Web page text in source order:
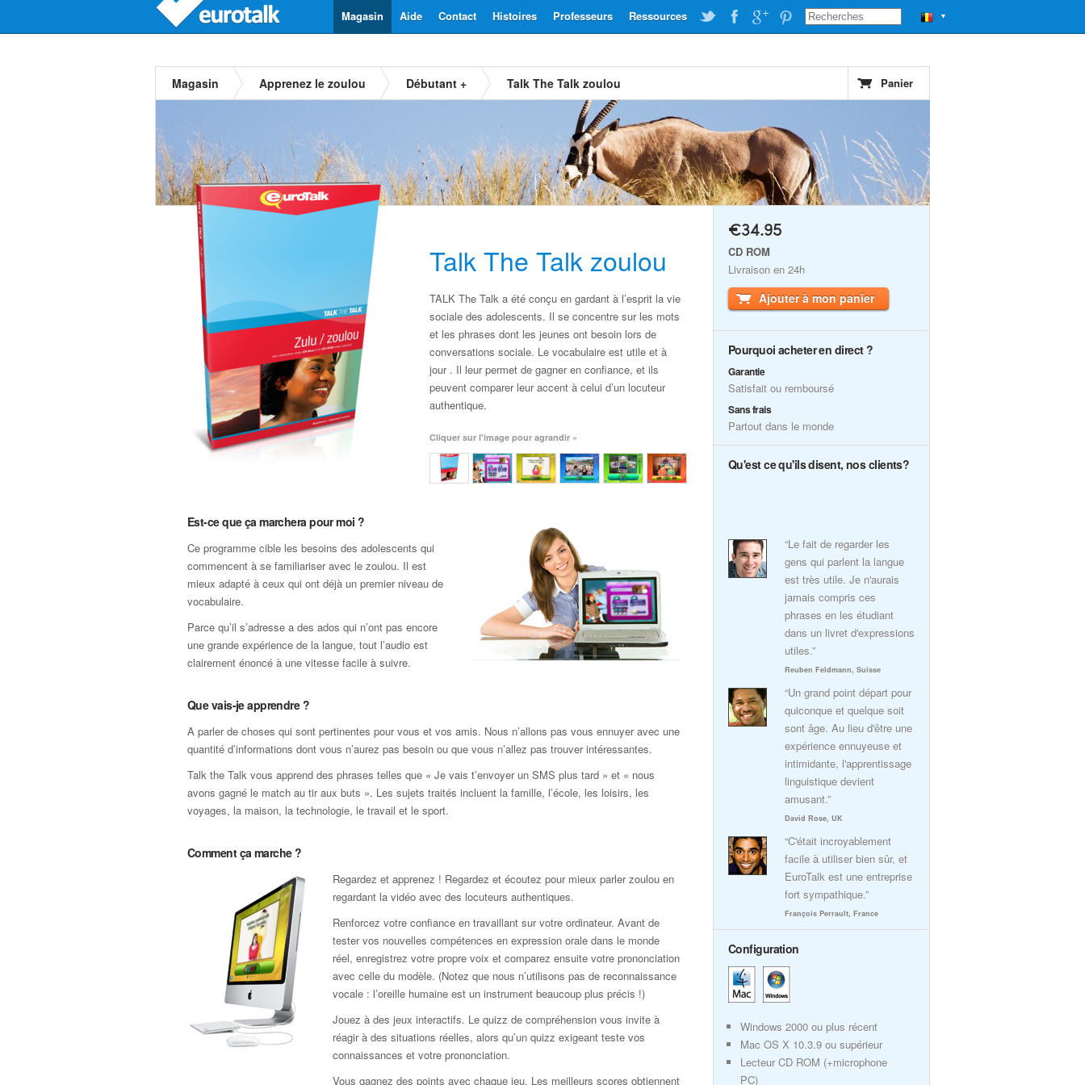
▼
Ressources
Professeurs
Histoires
Contact
Aide
Magasin
Magasin Apprenez le zoulou Débutant + Talk The Talk zoulou Panier
Talk The Talk zoulou
TALK The Talk a été conçu en gardant à l’esprit la vie
sociale des adolescents. Il se concentre sur les mots
et les phrases dont les jeunes ont besoin lors de
conversations sociale. Le vocabulaire est utile et à
jour . Il leur permet de gagner en confiance, et ils
peuvent comparer leur accent à celui d’un locuteur
authentique.
Cliquer sur l'image pour agrandir »
Est-ce que ça marchera pour moi ?
Ce programme cible les besoins des adolescents qui
commencent à se familiariser avec le zoulou. Il est
mieux adapté à ceux qui ont déjà un premier niveau de
vocabulaire.
Parce qu’il s’adresse a des ados qui n’ont pas encore
une grande expérience de la langue, tout l’audio est
clairement énoncé à une vitesse facile à suivre.
Que vais-je apprendre ?
A parler de choses qui sont pertinentes pour vous et vos amis. Nous n’allons pas vous ennuyer avec une
quantité d’informations dont vous n’aurez pas besoin ou que vous n’allez pas trouver intéressantes.
Talk the Talk vous apprend des phrases telles que « Je vais t’envoyer un SMS plus tard » et « nous
avons gagné le match au tir aux buts ». Les sujets traités incluent la famille, l’école, les loisirs, les
voyages, la maison, la technologie, le travail et le sport.
Comment ça marche ?
Regardez et apprenez ! Regardez et écoutez pour mieux parler zoulou en
regardant la vidéo avec des locuteurs authentiques.
Renforcez votre confiance en travaillant sur votre ordinateur. Avant de
tester vos nouvelles compétences en expression orale dans le monde
réel, enregistrez votre propre voix et comparez ensuite votre prononciation
avec celle du modèle. (Notez que nous n’utilisons pas de reconnaissance
vocale : l’oreille humaine est un instrument beaucoup plus précis !)
Jouez à des jeux interactifs. Le quizz de compréhension vous invite à
réagir à des situations réelles, alors qu’un quizz exigeant teste vos
connaissances et votre prononciation.
Vous gagnez des points avec chaque jeu. Les meilleurs scores obtiennent
€34.95
CD ROM
Livraison en 24h
Ajouter à mon panier
Pourquoi acheter en direct ?
Garantie
Satisfait ou remboursé
Sans frais
Partout dans le monde
Qu'est ce qu'ils disent, nos clients?
“Le fait de regarder les
gens qui parlent la langue
est très utile. Je n'aurais
jamais compris ces
phrases en les étudiant
dans un livret d'expressions
utiles.”
Reuben Feldmann, Suisse
“Un grand point départ pour
quiconque et quelque soit
sont âge. Au lieu d'être une
expérience ennuyeuse et
intimidante, l'apprentissage
linguistique devient
amusant.”
David Rose, UK
“C'était incroyablement
facile à utiliser bien sûr, et
EuroTalk est une entreprise
fort sympathique.”
François Perrault, France
Configuration
Windows 2000 ou plus récent
Mac OS X 10.3.9 ou supérieur
Lecteur CD ROM (+microphone
PC)